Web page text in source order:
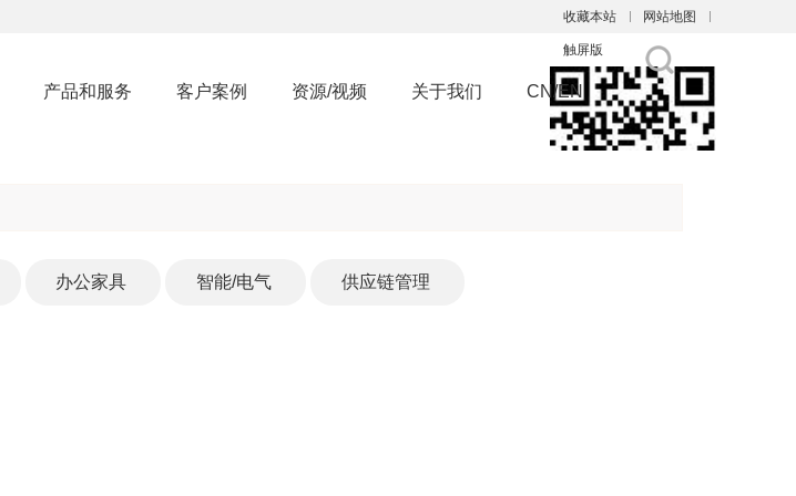
收藏本站 网站地图
触屏版
产品和服务 客户案例 资源/视频 关于我们 CN/EN
办公家具 智能/电气 供应链管理